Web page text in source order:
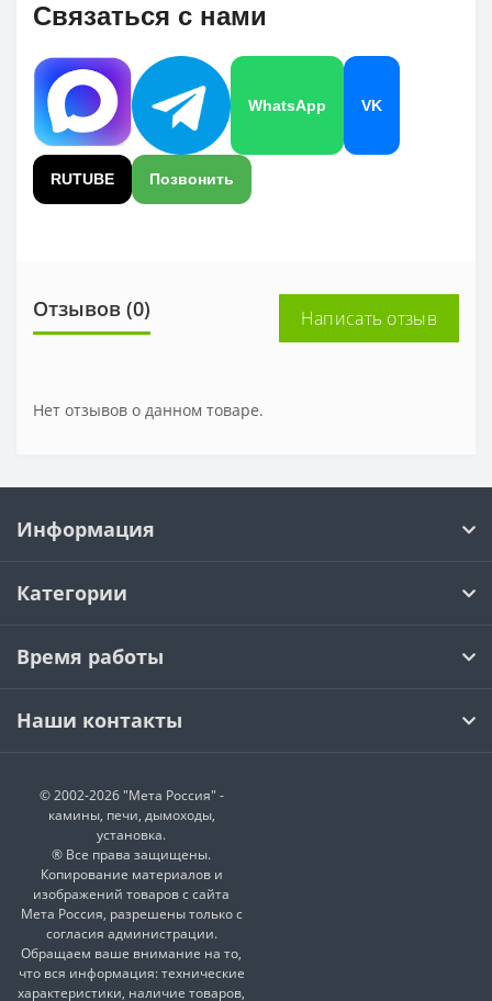
Связаться с нами
WhatsApp VK
RUTUBE Позвонить
Отзывов (0) Написать отзыв
Нет отзывов о данном товаре.
Информация
Категории
Время работы
Наши контакты
© 2002-2026 "Мета Россия" -
камины, печи, дымоходы,
установка.
® Все права защищены.
Копирование материалов и
изображений товаров с сайта
Мета Россия, разрешены только с
согласия администрации.
Обращаем ваше внимание на то,
что вся информация: технические
характеристики, наличие товаров,